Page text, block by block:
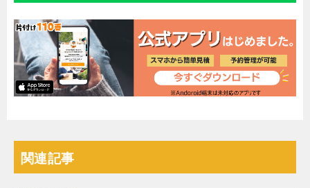
関連記事